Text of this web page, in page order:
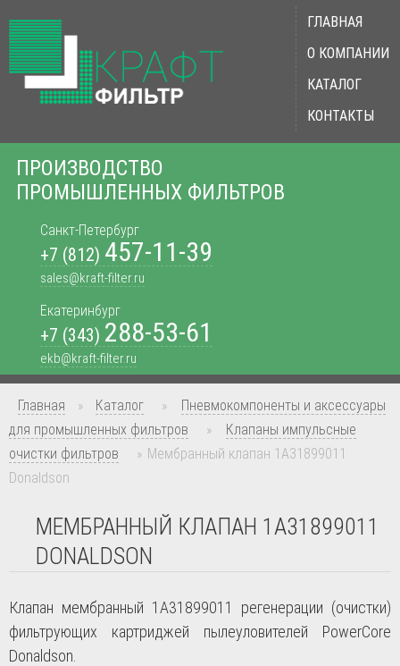
ПРОИЗВОДСТВО
ПРОМЫШЛЕННЫХ ФИЛЬТРОВ
Санкт-Петербург
+7 (812) 457-11-39
sales@kraft-filter.ru
Екатеринбург
+7 (343) 288-53-61
ekb@kraft-filter.ru
ГЛАВНАЯ
О КОМПАНИИ
КАТАЛОГ
КОНТАКТЫ
Главная » Каталог »
Пневмокомпоненты и аксессуары
для промышленных фильтров
»
Клапаны импульсные
очистки фильтров
» Мембранный клапан 1A31899011
Donaldson
МЕМБРАННЫЙ КЛАПАН 1A31899011
DONALDSON
Клапан мембранный 1А31899011 регенерации (очистки)
фильтрующих картриджей пылеуловителей PowerCore
Donaldson.